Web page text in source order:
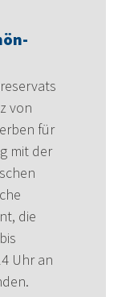
von
für
mit der
die
Uhr an